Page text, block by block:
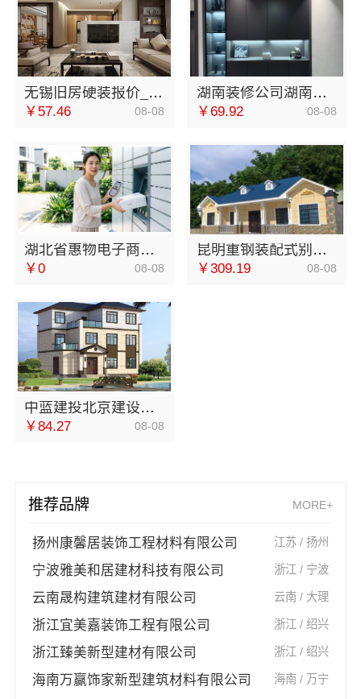
无锡旧房硬装报价_无锡亿莱居装饰工程材料有限公司
￥57.46 08-08
湖南装修公司湖南美学筑家建材老房翻新湖南美学筑家建材有限公司焕新家园
￥69.92 08-08
湖北省惠物电子商务有限公司小型生鲜食品代理商价格
￥0 08-08
昆明重钢装配式别墅终身维保，云南晟构全程守护
￥309.19 08-08
中蓝建投北京建设有限公司四川优秀婚房案例
￥84.27 08-08
推荐品牌 MORE+
扬州康馨居装饰工程材料有限公司 江苏 / 扬州
宁波雅美和居建材科技有限公司 浙江 / 宁波
云南晟构建筑建材有限公司 云南 / 大理
浙江宜美嘉装饰工程有限公司 浙江 / 绍兴
浙江臻美新型建材有限公司 浙江 / 绍兴
海南万赢饰家新型建筑材料有限公司 海南 / 万宁